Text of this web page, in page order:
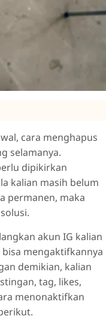
cara menghapus
selamanya.
dipikirkan
kalian masih belum
permanen, maka
akun IG kalian
mengaktifkannya
demikian, kalian
tag, likes,
menonaktifkan